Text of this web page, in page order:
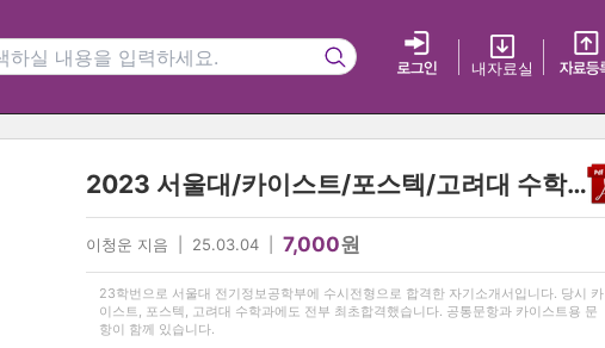
내 자료실
2023 서울대/카이스트/포스텍/고려대 수학과 동시합격 자기소개서
이청운 지음 | 25.03.04 | 7,000원
23학번으로 서울대 전기정보공학부에 수시전형으로 합격한 자기소개서입니다. 당시 카
이스트, 포스텍, 고려대 수학과에도 전부 최초합격했습니다. 공통문항과 카이스트용 문
항이 함께 있습니다.